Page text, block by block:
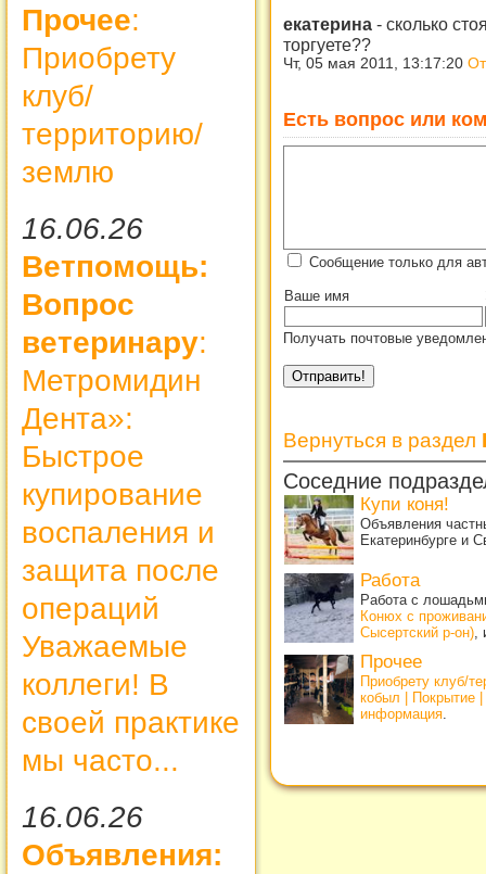
Прочее:
Приобрету
клуб/
территорию/
землю
16.06.26
Ветпомощь:
Вопрос
ветеринару:
Метромидин
Дента»:
Быстрое
купирование
воспаления и
защита после
операций
Уважаемые
коллеги! В
своей практике
мы часто...
16.06.26
Объявления:
екатерина - сколько
торгуете??
Чт, 05 мая 2011, 13:17:20
Есть вопрос или
Сообщение только для
Ваше имя
Получать почтовые
Вернуться в раздел
Соседние
Купи коня!
Объявления
Екатеринбурге и
Работа
Работа с
Конюх с
Сысертский р-он),
Прочее
Приобрету клуб/
кобыл | Покрытие
информация.